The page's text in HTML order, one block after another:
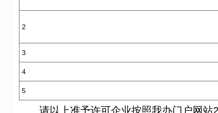
2
3
4
5
请以上准予许可企业按照我办门户网